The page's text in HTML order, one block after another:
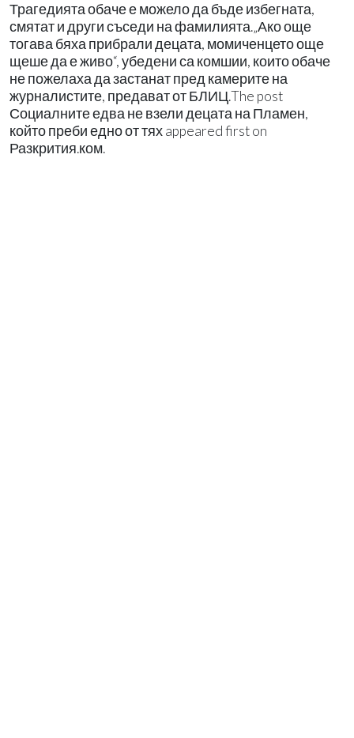
Трагедията обаче е можело да бъде избегната,
смятат и други съседи на фамилията.„Ако още
тогава бяха прибрали децата, момиченцето още
щеше да е живо“, убедени са комшии, които обаче
не пожелаха да застанат пред камерите на
журналистите, предават от БЛИЦ.The post
Социалните едва не взели децата на Пламен,
който преби едно от тях appeared first on
Разкрития.ком.